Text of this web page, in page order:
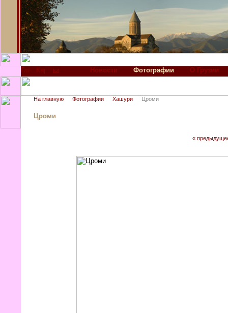
Новости Фотографии О Грузии
На главную Фотографии Хашури Цроми
Цроми
«